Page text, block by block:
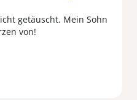
getäuscht. Mein Sohn
von!